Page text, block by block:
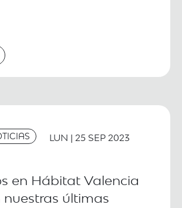
LUN | 25 SEP 2023
en Hábitat Valencia
nuestras últimas